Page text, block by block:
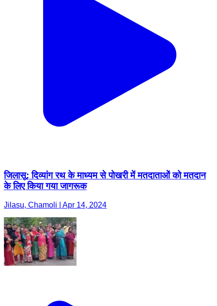
जिलासू: दिव्यांग रथ के माध्यम से पोखरी में मतदाताओं को मतदान
के लिए किया गया जागरूक
Jilasu, Chamoli | Apr 14, 2024